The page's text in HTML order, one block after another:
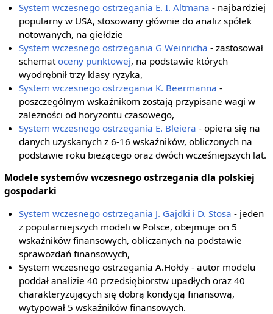
System wczesnego ostrzegania E. I. Altmana - najbardziej
popularny w USA, stosowany głównie do analiz spółek
notowanych, na giełdzie
System wczesnego ostrzegania G Weinricha - zastosował
schematoceny punktowej, na podstawie których
wyodrębnił trzy klasy ryzyka,
System wczesnego ostrzegania K. Beermanna -
poszczególnym wskaźnikom zostają przypisane wagi w
zależności od horyzontu czasowego,
System wczesnego ostrzegania E. Bleiera - opiera się na
danych uzyskanych z 6-16 wskaźników, obliczonych na
podstawie roku bieżącego oraz dwóch wcześniejszych lat.
Modele systemów wczesnego ostrzegania dla polskiej
gospodarki
System wczesnego ostrzegania J. Gajdki i D. Stosa - jeden
z popularniejszych modeli w Polsce, obejmuje on 5
wskaźników finansowych, obliczanych na podstawie
sprawozdań finansowych,
System wczesnego ostrzegania A.Hołdy - autor modelu
poddał analizie 40 przedsiębiorstw upadłych oraz 40
charakteryzujących się dobrą kondycją finansową,
wytypował 5 wskaźników finansowych.